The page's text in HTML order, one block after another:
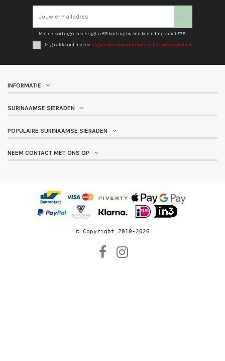
Met de kortingscode krijgt u €5 korting bij een besteding vanaf €75.
Ik ga akkoord met de algemene voorwaarden en het privacybeleid
INFORMATIE
SURINAAMSE SIERADEN
POPULAIRE SURINAAMSE SIERADEN
NEEM CONTACT MET ONS OP
© Copyright 2010-2026